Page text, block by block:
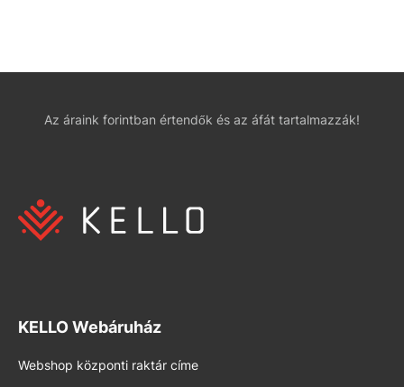
Az áraink forintban értendők és az áfát tartalmazzák!
KELLO Webáruház
Webshop központi raktár címe